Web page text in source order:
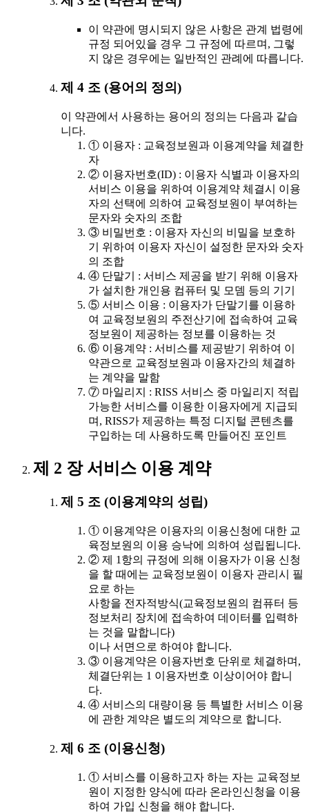
이 약관에 명시되지 않은 사항은 관계 법령에
규정 되어있을 경우 그 규정에 따르며, 그렇
지 않은 경우에는 일반적인 관례에 따릅니다.
제 4 조 (용어의 정의)
이 약관에서 사용하는 용어의 정의는 다음과 같습
니다.
① 이용자 : 교육정보원과 이용계약을 체결한
자
② 이용자번호(ID) : 이용자 식별과 이용자의
서비스 이용을 위하여 이용계약 체결시 이용
자의 선택에 의하여 교육정보원이 부여하는
문자와 숫자의 조합
③ 비밀번호 : 이용자 자신의 비밀을 보호하
기 위하여 이용자 자신이 설정한 문자와 숫자
의 조합
④ 단말기 : 서비스 제공을 받기 위해 이용자
가 설치한 개인용 컴퓨터 및 모뎀 등의 기기
⑤ 서비스 이용 : 이용자가 단말기를 이용하
여 교육정보원의 주전산기에 접속하여 교육
정보원이 제공하는 정보를 이용하는 것
⑥ 이용계약 : 서비스를 제공받기 위하여 이
약관으로 교육정보원과 이용자간의 체결하
는 계약을 말함
⑦ 마일리지 : RISS 서비스 중 마일리지 적립
가능한 서비스를 이용한 이용자에게 지급되
며, RISS가 제공하는 특정 디지털 콘텐츠를
구입하는 데 사용하도록 만들어진 포인트
제 2 장 서비스 이용 계약
제 5 조 (이용계약의 성립)
① 이용계약은 이용자의 이용신청에 대한 교
육정보원의 이용 승낙에 의하여 성립됩니다.
② 제 1항의 규정에 의해 이용자가 이용 신청
을 할 때에는 교육정보원이 이용자 관리시 필
요로 하는
사항을 전자적방식(교육정보원의 컴퓨터 등
정보처리 장치에 접속하여 데이터를 입력하
는 것을 말합니다)
이나 서면으로 하여야 합니다.
③ 이용계약은 이용자번호 단위로 체결하며,
체결단위는 1 이용자번호 이상이어야 합니
다.
④ 서비스의 대량이용 등 특별한 서비스 이용
에 관한 계약은 별도의 계약으로 합니다.
제 6 조 (이용신청)
① 서비스를 이용하고자 하는 자는 교육정보
원이 지정한 양식에 따라 온라인신청을 이용
하여 가입 신청을 해야 합니다.